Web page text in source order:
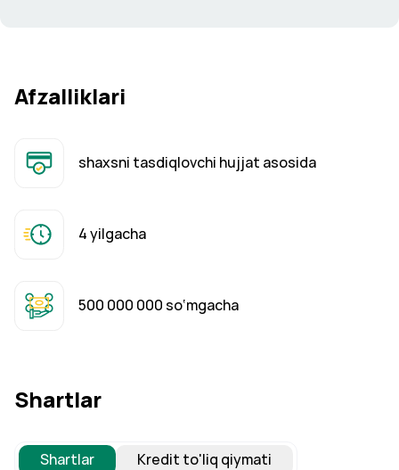
Afzalliklari
shaxsni tasdiqlovchi hujjat asosida
4 yilgacha
500 000 000 so‘mgacha
Shartlar
Shartlar Kredit to'liq qiymati